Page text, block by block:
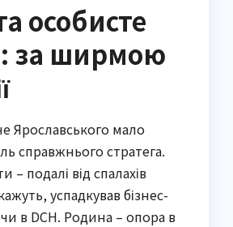
особисте
за ширмою
Ярославського мало
справжнього стратега.
– подалі від спалахів
успадкував бізнес-
в DCH. Родина – опора в